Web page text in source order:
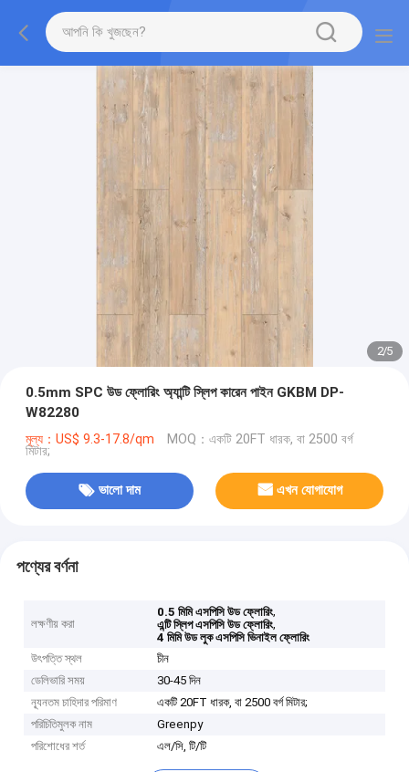
2/5
0.5mm SPC উড ফ্লোরিং অ্যান্টি স্লিপ কারেন পাইন GKBM DP-
W82280
মূল্য：US$ 9.3-17.8/qm MOQ：একটি 20FT ধারক, বা 2500 বর্গ
মিটার;
ভালো দাম এখন যোগাযোগ
পণ্যের বর্ণনা
লক্ষণীয় করা
0.5 মিমি এসপিসি উড ফ্লোরিং,
এন্টি স্লিপ এসপিসি উড ফ্লোরিং,
4 মিমি উড লুক এসপিসি ভিনাইল ফ্লোরিং
উৎপত্তি স্থল
চীন
ডেলিভারি সময়
30-45 দিন
ন্যূনতম চাহিদার পরিমাণ
একটি 20FT ধারক, বা 2500 বর্গ মিটার;
পরিচিতিমুলক নাম
Greenpy
পরিশোধের শর্ত
এল/সি, টি/টি